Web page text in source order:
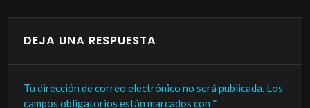
DEJA UNA RESPUESTA
Tu dirección de correo electrónico no será publicada. Los
campos obligatorios están marcados con *